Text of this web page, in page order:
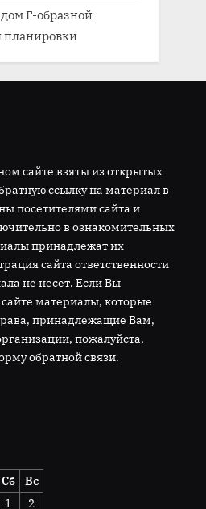
Г-образной
сайте взяты из открытых
ссылку на материал в
посетителями сайта и
в ознакомительных
принадлежат их
сайта ответственности
не несет. Если Вы
материалы, которые
принадлежащие Вам,
пожалуйста,
обратной связи.
Сб
Вс
1
2